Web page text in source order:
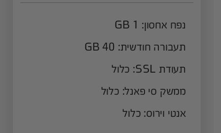
נפח אחסון: 1 GB
תעבורה חודשית: 40 GB
תעודת SSL: כלול
ממשק סי פאנל: כלול
אנטי וירוס: כלול